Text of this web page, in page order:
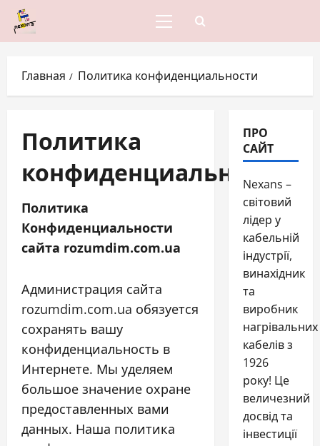
Перейти
содержимому
Основное
меню
Главная Политика конфиденциальности
Политика
конфиденциальности
Политика
Конфиденциальности
сайта rozumdim.com.ua
Администрация сайта
rozumdim.com.ua обязуется
сохранять вашу
конфиденциальность в
Интернете. Мы уделяем
большое значение охране
предоставленных вами
данных. Наша политика
ПРО
САЙТ
Nexans –
світовий
лідер у
кабельній
індустрії,
винахідник
та
виробник
нагрівальних
кабелів з
1926
року! Це
величезний
досвід та
інвестиції